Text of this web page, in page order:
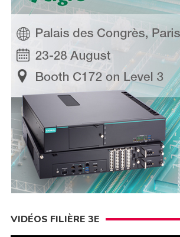
VIDÉOS FILIÈRE 3E